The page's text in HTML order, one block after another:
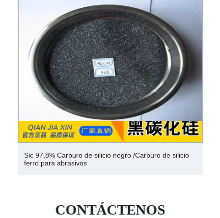
Sic 97,8% Carburo de silicio negro /Carburo de silicio
ferro para abrasivos
CONTÁCTENOS